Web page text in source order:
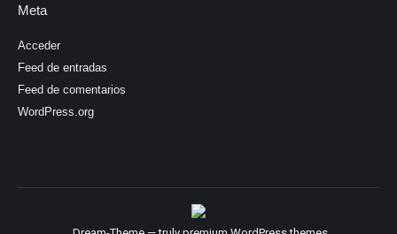
Meta
Acceder
Feed de entradas
Feed de comentarios
WordPress.org